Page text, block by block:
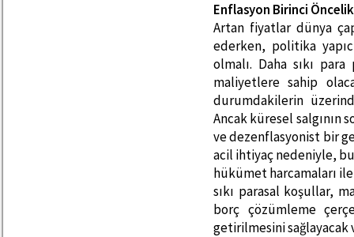
Enflasyon Birinci
Artan fiyatlar dünya
ederken, politika
olmalı. Daha sıkı
maliyetlere sahip
durumdakilerin
Ancak küresel salgının
ve dezenflasyonist bir
acil ihtiyaç nedeniyle,
hükümet harcamaları
sıkı parasal koşullar,
borç çözümleme
getirilmesini